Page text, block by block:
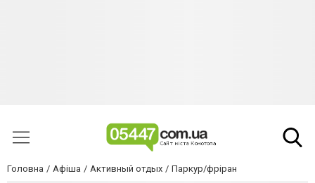
Головна Афіша Активный отдых Паркур/фріран